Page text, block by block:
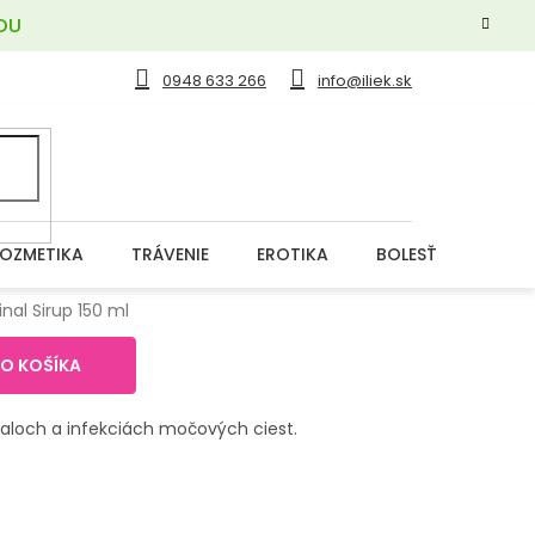
0948 633 266 info@iliek.sk
TRÁVENIE EROTIKA BOLESŤ
Sirup 150 ml
KOŠÍKA
a infekciách močových ciest.